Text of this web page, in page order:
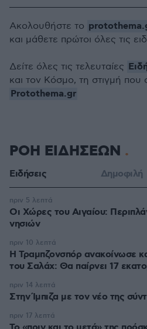
Ακολουθήστε το
και μάθετε πρώτοι όλες τις
Δείτε όλες τις τελευταίες
και τον Κόσμο, τη στιγμή που
Protothema.gr
ΡΟΗ ΕΙΔΗΣΕΩΝ
Ειδήσεις Δημοφιλή
Οι Xώρες του Αιγαίου:
νησιών
πριν 5 λεπτά
Η Τραμπζονσπόρ ανακοίνωσε
του Σαλάχ: Θα παίρνει 17
πριν 10 λεπτά
Στην Ίμπιζα με τον νέο της
πριν 14 λεπτά
πριν 17 λεπτά